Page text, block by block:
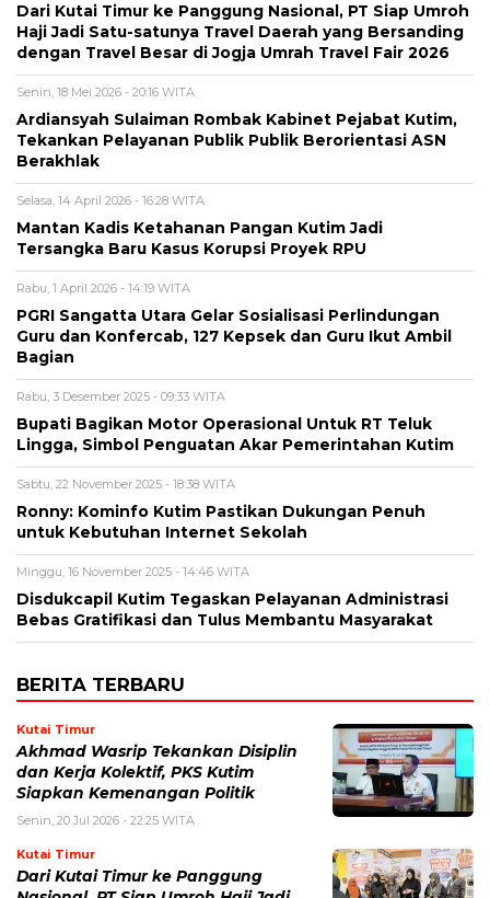
Dari Kutai Timur ke Panggung Nasional, PT Siap Umroh
Haji Jadi Satu-satunya Travel Daerah yang Bersanding
dengan Travel Besar di Jogja Umrah Travel Fair 2026
Senin, 18 Mei 2026 - 20:16 WITA
Ardiansyah Sulaiman Rombak Kabinet Pejabat Kutim,
Tekankan Pelayanan Publik Publik Berorientasi ASN
Berakhlak
Selasa, 14 April 2026 - 16:28 WITA
Mantan Kadis Ketahanan Pangan Kutim Jadi
Tersangka Baru Kasus Korupsi Proyek RPU
Rabu, 1 April 2026 - 14:19 WITA
PGRI Sangatta Utara Gelar Sosialisasi Perlindungan
Guru dan Konfercab, 127 Kepsek dan Guru Ikut Ambil
Bagian
Rabu, 3 Desember 2025 - 09:33 WITA
Bupati Bagikan Motor Operasional Untuk RT Teluk
Lingga, Simbol Penguatan Akar Pemerintahan Kutim
Sabtu, 22 November 2025 - 18:38 WITA
Ronny: Kominfo Kutim Pastikan Dukungan Penuh
untuk Kebutuhan Internet Sekolah
Minggu, 16 November 2025 - 14:46 WITA
Disdukcapil Kutim Tegaskan Pelayanan Administrasi
Bebas Gratifikasi dan Tulus Membantu Masyarakat
BERITA TERBARU
Kutai Timur
Akhmad Wasrip Tekankan Disiplin
dan Kerja Kolektif, PKS Kutim
Siapkan Kemenangan Politik
Senin, 20 Jul 2026 - 22:25 WITA
Kutai Timur
Dari Kutai Timur ke Panggung